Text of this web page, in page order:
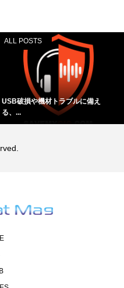
ALL POSTS
USB破損や機材トラブルに備え
る、...